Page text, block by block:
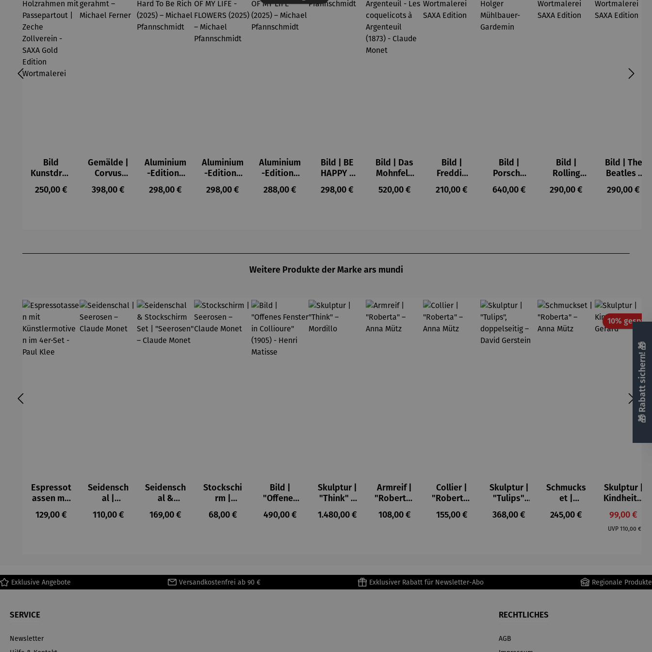
Bild
Kunstdruc
k im
Holzrahm
rei
Regulärer Preis:
250,00 €
Gemälde |
Corvus
Libri,
gerahmt –
Regulärer Preis:
398,00 €
Aluminium
-Edition |
It’s Hard
To Be Rich
Regulärer Preis:
298,00 €
Aluminium
-Edition |
LOVE OF
MY LIFE -
Regulärer Preis:
298,00 €
Aluminium
-Edition |
LOVE OF
MY LIFE
Regulärer Preis:
288,00 €
Bild | BE
HAPPY –
Michael
Pfannsch
Regulärer Preis:
298,00 €
Bild | Das
Mohnfeld
bei
Argenteuil
Monet
Regulärer Preis:
520,00 €
Bild |
Freddie
Mercury -
Wortmale
Regulärer Preis:
210,00 €
Bild |
Porsche
911 (2023)
– Holger
Regulärer Preis:
640,00 €
Bild |
Rolling
Stones -
Wortmale
Regulärer Preis:
290,00 €
Bild | The
Beatles -
Wortmale
rei SAXA
Regulärer
290,00 €
Weitere Produkte der Marke ars mundi
Espressot
assen mit
Künstlerm
otiven im
Regulärer Preis:
129,00 €
Seidensch
al |
Seerosen
– Claude
Regulärer Preis:
110,00 €
Seidensch
al &
Stockschi
rm Set |
Regulärer Preis:
169,00 €
Stockschi
rm |
Seerosen
– Claude
Regulärer Preis:
68,00 €
Bild |
"Offenes
Fenster in
Collioure"
Regulärer Preis:
490,00 €
Skulptur |
"Think" –
Mordillo
Regulärer Preis:
1.480,00 €
Armreif |
"Roberta"
– Anna
Mütz
Regulärer Preis:
108,00 €
Collier |
"Roberta"
– Anna
Mütz
Regulärer Preis:
155,00 €
Skulptur |
"Tulips",
doppelsei
tig – David
Regulärer Preis:
368,00 €
Schmucks
et |
"Roberta"
– Anna
Regulärer Preis:
245,00 €
10% gespart
Skulptur |
Kindheit –
Gerard
99,00 €
UVP Regulärer
110,00 €
Exklusive Angebote Versandkostenfrei ab 90 € Exklusiver Rabatt für Newsletter-Abo Regionale Produkte
SERVICE
Newsletter
RECHTLICHES
AGB
🎁 Rabatt sichern! 🎁